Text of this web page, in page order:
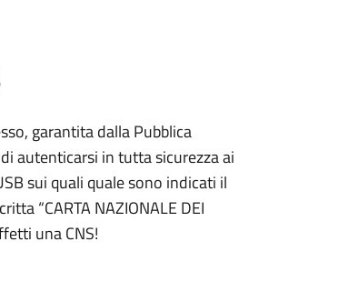
garantita dalla Pubblica
autenticarsi in tutta sicurezza ai
sui quali quale sono indicati il
“CARTA NAZIONALE DEI
una CNS!